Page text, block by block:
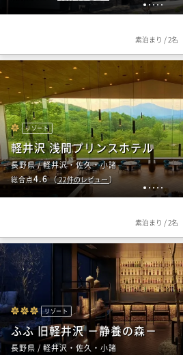
12345
素泊まり /2名
1 2 34 5
リゾート
軽井沢 浅間プリンスホテル
長野県 / 軽井沢・佐久・小諸
総合点4.6（22件のレビュー）
素泊まり /2名
リゾート
ふふ 旧軽井沢 －静養の森－
長野県 / 軽井沢・佐久・小諸